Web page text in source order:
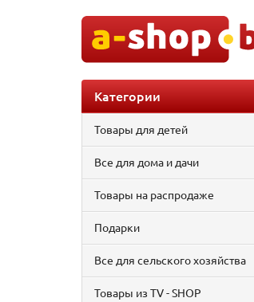
Категории
Товары для детей
Все для дома и дачи
Товары на распродаже
Подарки
Все для сельского хозяйства
Товары из TV - SHOP